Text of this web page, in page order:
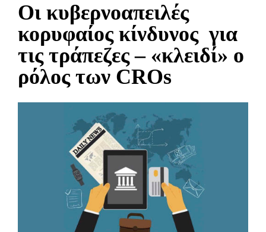
Οι κυβερνοαπειλές
κορυφαίος κίνδυνος για
τις τράπεζες – «κλειδί» ο
ρόλος των CROs